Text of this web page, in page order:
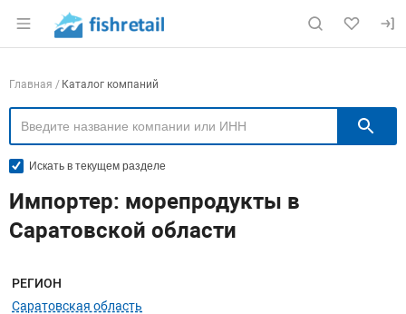
Раздел навигации по сайту fishretail.ru
Навигация по компаниям
Главная Каталог компаний
Искать в текущем разделе
Импортер: морепродукты в
Саратовской области
Меню навигации
РЕГИОН
Саратовская область